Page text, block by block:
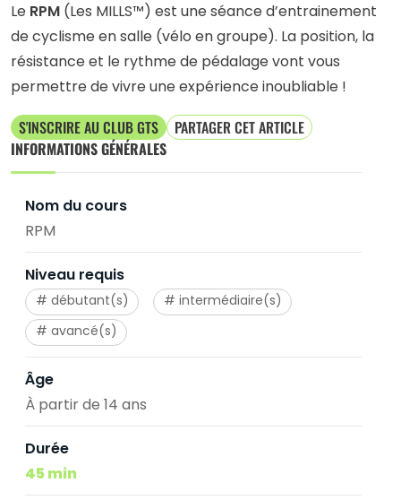
LeRPM(Les MILLS™) est une séance d’entrainement
de cyclisme en salle (vélo en groupe). La position, la
résistance et le rythme de pédalage vont vous
permettre de vivre une expérience inoubliable !
S'INSCRIRE AU CLUB GTS
PARTAGER CET ARTICLE
INFORMATIONS GÉNÉRALES
Nom du cours
RPM
Niveau requis
débutant(s)
intermédiaire(s)
avancé(s)
Âge
À partir de 14 ans
Durée
45 min